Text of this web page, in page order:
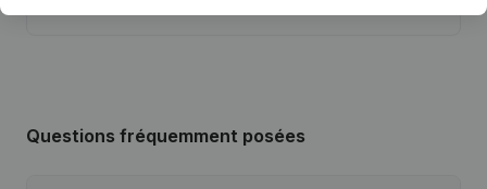
Questions fréquemment posées